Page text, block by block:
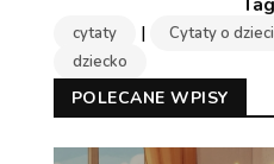
cytaty | Cytaty o
dziecko
POLECANE WPISY